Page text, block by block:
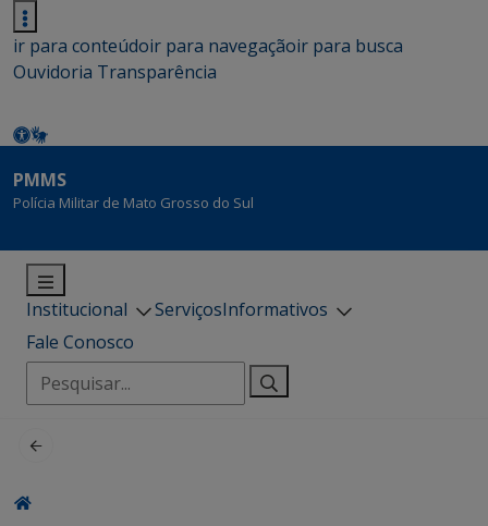
ir para conteúdoir para navegaçãoir para busca
Ouvidoria Transparência
PMMS
Polícia Militar de Mato Grosso do Sul
Institucional ServiçosInformativos
Fale Conosco
Pesquisar
por: